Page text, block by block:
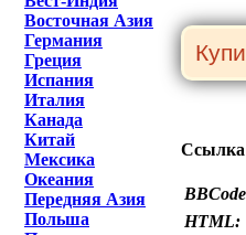
Восточная Азия
Германия
Греция
Испания
Италия
Канада
Китай
Мексика
Океания
Передняя Азия
Польша
Ссылка
HTML: